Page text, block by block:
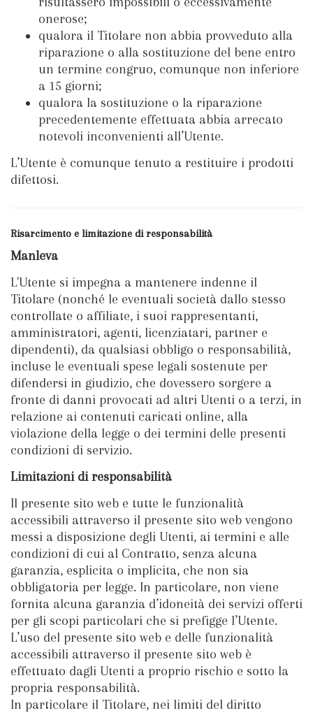
onerose;
qualora il Titolare non abbia provveduto alla
riparazione o alla sostituzione del bene entro
un termine congruo, comunque non inferiore
a 15 giorni;
qualora la sostituzione o la riparazione
precedentemente effettuata abbia arrecato
notevoli inconvenienti all’Utente.
L’Utente è comunque tenuto a restituire i prodotti
difettosi.
Risarcimento e limitazione di responsabilità
Manleva
L'Utente si impegna a mantenere indenne il
Titolare (nonché le eventuali società dallo stesso
controllate o affiliate, i suoi rappresentanti,
amministratori, agenti, licenziatari, partner e
dipendenti), da qualsiasi obbligo o responsabilità,
incluse le eventuali spese legali sostenute per
difendersi in giudizio, che dovessero sorgere a
fronte di danni provocati ad altri Utenti o a terzi, in
relazione ai contenuti caricati online, alla
violazione della legge o dei termini delle presenti
condizioni di servizio.
Limitazioni di responsabilità
Il presente sito web e tutte le funzionalità
accessibili attraverso il presente sito web vengono
messi a disposizione degli Utenti, ai termini e alle
condizioni di cui al Contratto, senza alcuna
garanzia, esplicita o implicita, che non sia
obbligatoria per legge. In particolare, non viene
fornita alcuna garanzia d’idoneità dei servizi offerti
per gli scopi particolari che si prefigge l’Utente.
L’uso del presente sito web e delle funzionalità
accessibili attraverso il presente sito web è
effettuato dagli Utenti a proprio rischio e sotto la
propria responsabilità.
In particolare il Titolare, nei limiti del diritto